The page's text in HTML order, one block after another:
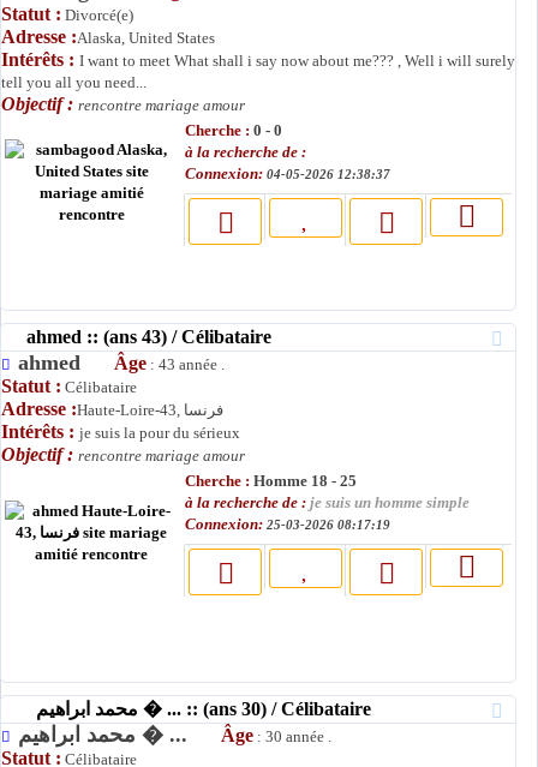
Statut : Divorcé(e)
Adresse :Alaska, United States
Intérêts : I want to meet What shall i say now about me??? , Well i will surely
tell you all you need...
Objectif : rencontre mariage amour
Cherche : 0 - 0
à la recherche de :
Connexion: 04-05-2026 12:38:37
ahmed :: (ans 43) / Célibataire
ahmed Âge : 43 année .
Statut : Célibataire
Adresse : Haute-Loire-43, فرنسا
Intérêts : je suis la pour du sérieux
Objectif : rencontre mariage amour
Cherche : Homme 18 - 25
à la recherche de : je suis un homme simple
Connexion: 25-03-2026 08:17:19
محمد ابراهیم � ... :: (ans 30) / Célibataire
محمد ابراهیم � ... Âge : 30 année .
Statut : Célibataire